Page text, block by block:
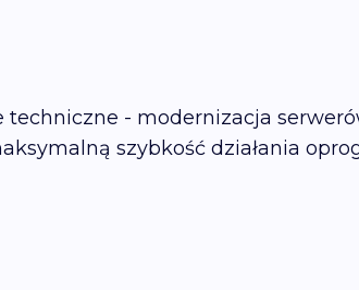
- modernizacja
szybkość działania